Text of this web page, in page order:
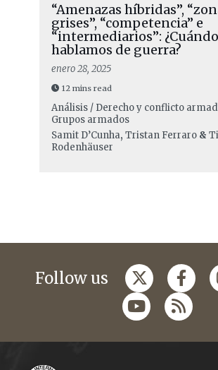
“Amenazas híbridas”,
grises”, “competencia” e
“intermediarios”: ¿Cuándo
hablamos de guerra?
enero 28, 2025
12 mins read
Análisis / Derecho y conflicto
Grupos armados
Samit D’Cunha, Tristan Ferraro&
Rodenhäuser
Follow us